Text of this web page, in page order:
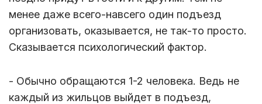
менее даже всего-навсего один подъезд
организовать, оказывается, не так-то просто.
Сказывается психологический фактор.
- Обычно обращаются 1-2 человека. Ведь не
каждый из жильцов выйдет в подъезд,